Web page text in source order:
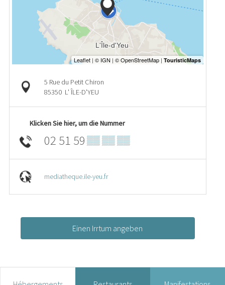
5 Rue du Petit Chiron
85350 L' ÎLE-D'YEU
Klicken Sie hier, um die Nummer
02 51 59 ▒▒ ▒▒ ▒▒
mediatheque.ile-yeu.fr
Einen Irrtum angeben